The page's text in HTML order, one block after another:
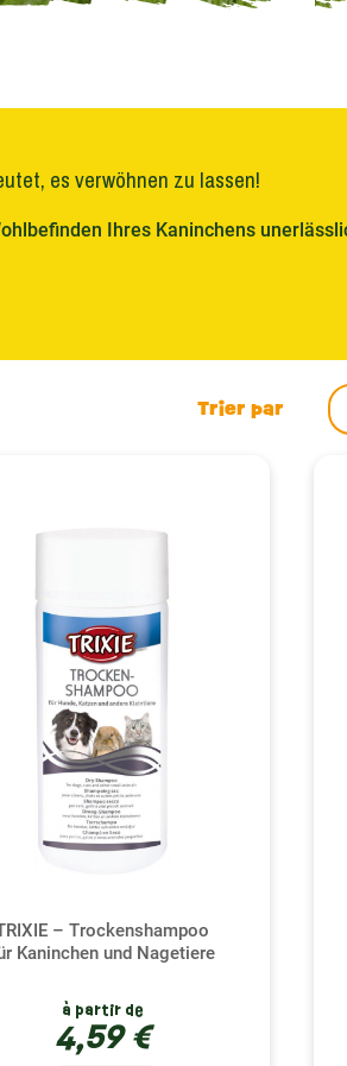
es verwöhnen zu lassen!
Ihres Kaninchens
Marken wie Francodex , Ferplast ,
zugeschnitten sind. Diese
Problemen wie Verfilzung,
genau zu überwachen. Die
hinaus ist das Bürsten ein besonderer
stärkt und gleichzeitig seine
Fellpflege. Durch sorgfältiges Bürsten
die Ihr Kaninchen
dank ihrer speziellen Formulierung
Es ist wichtig, das richtige Produkt für
für eine gezielte und
Rolle bei der Vorbeugung von
Zecken, Flöhe und andere Parasiten
von Le Petit Rongeur angebotenen
Gästen zu schützen und gleichzeitig
– Trockenshampoo
Kaninchen und Nagetiere
à partir de
4,59 €